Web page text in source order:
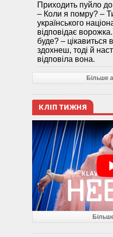
Приходить пуйло
– Коли я помру? –
українського
відповідає
буде? – цікавиться
здохнеш, тоді й
відповіла вона.
Більше
КЛІП ТИЖНЯ